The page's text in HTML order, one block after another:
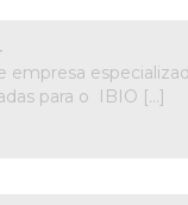
empresa
para o IBIO […]